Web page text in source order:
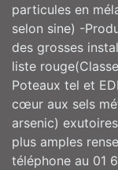
particules en
selon sine) -
des grosses
liste
Poteaux tel et
cœur aux sels
arsenic)
plus amples
téléphone au 01